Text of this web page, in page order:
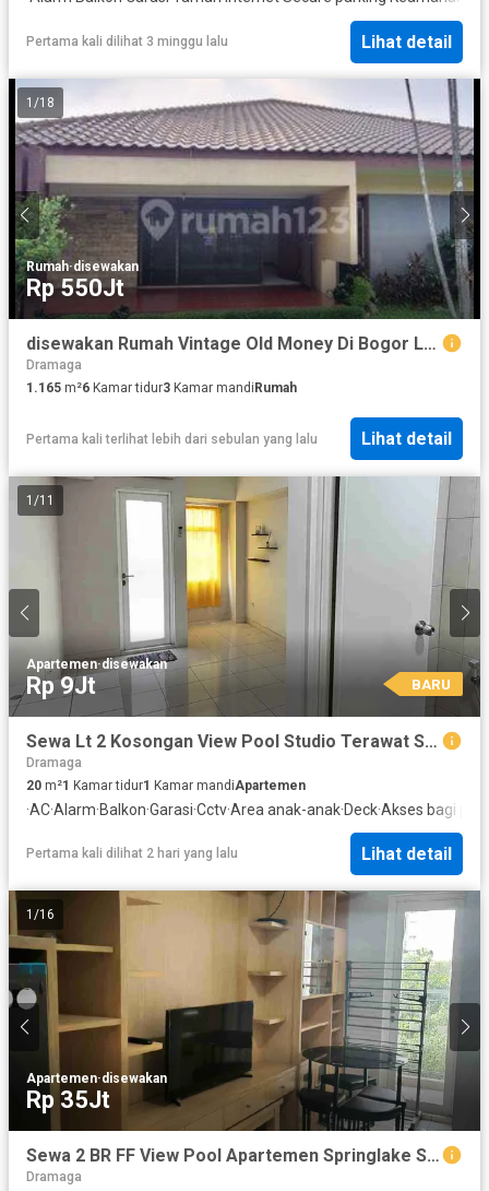
Pertama kali dilihat 3 minggu lalu Lihat detail
1 /18
Rumah·disewakan
Rp 550Jt
disewakan Rumah Vintage Old Money Di Bogor Luas
Dramaga
1.165 m²6 Kamar tidur3 Kamar mandi Rumah
Pertama kali terlihat lebih dari sebulan yang lalu Lihat detail
1 /11
Apartemen·disewakan
Rp 9Jt BARU
Sewa Lt 2 Kosongan View Pool Studio Terawat Siap Huni Apartemen Springlake Summarecon Bekasi
Dramaga
20 m²1 Kamar tidur1 Kamar mandiApartemen
·AC·Alarm·Balkon·Garasi·Cctv·Area anak-anak·Deck·Akses bagi
Pertama kali dilihat 2 hari yang lalu Lihat detail
1 /16
Apartemen·disewakan
Rp 35Jt
Sewa 2 BR FF View Pool Apartemen Springlake Summarecon Bekasi
Dramaga